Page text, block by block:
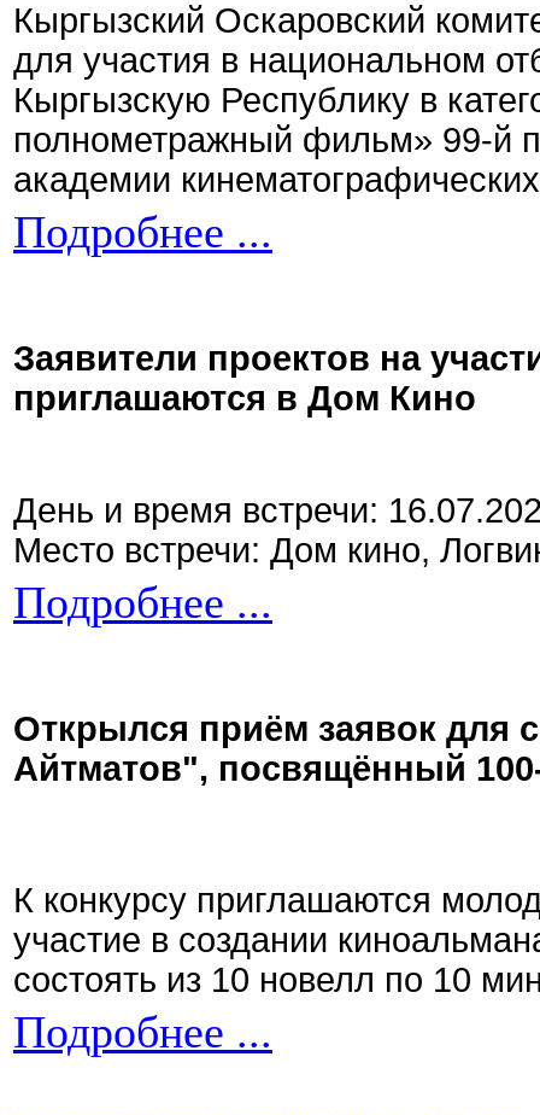
Кыргызский Оскаровский
для участия в национальном
Кыргызскую Республику в
полнометражный фильм» 99-й
академии
Подробнее ...
Заявители проектов на
приглашаются в Дом Кино
День и время встречи:
Место встречи: Дом кино,
Подробнее ...
Открылся приём заявок для
Айтматов", посвящённый
К конкурсу приглашаются
участие в создании
состоять из 10 новелл по 10
Подробнее ...